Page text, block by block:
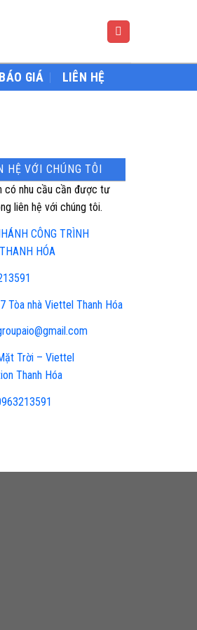
BÁO GIÁ LIÊN HỆ
HỆ VỚI CHÚNG TÔI
có nhu cầu cần được tư
liên hệ với chúng tôi.
CÔNG TRÌNH
HÓA
Tòa nhà Viettel Thanh Hóa
Trời – Viettel
Thanh Hóa